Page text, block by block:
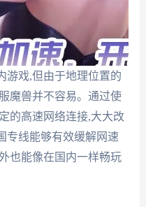
游戏,但由于地理位置的
魔兽并不容易。通过使
的高速网络连接,大大改
专线能够有效缓解网速
也能像在国内一样畅玩